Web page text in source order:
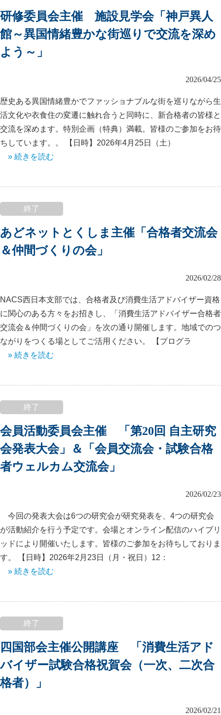
研修委員会主催 施設見学会「神戸異人
館～異国情緒豊かな街巡りで交流を深め
よう～」
2026/04/25
歴史ある異国情緒豊かでファッショナブルな街を巡りながら生
活文化や衣食住の変遷に触れ合うと同時に、新合格者の皆様と
交流を深めます。特別企画（特典）満載。皆様のご参加をお待
ちしています。。 【日時】2026年4月25日（土）
» 続きを読む
終了
あどネットとくしま主催「合格者交流会
＆仲間づくりの会」
2026/02/28
NACS西日本支部では、合格者及び消費生活アドバイザー資格
に関心のある方々をお招きし、「消費生活アドバイザー合格者
交流会＆仲間づくりの会」を次の通り開催します。地域でのつ
ながりをつくる場としてご活用ください。 【プログラ
» 続きを読む
終了
会員活動委員会主催 「第20回 自主研究
会発表大会」＆「会員交流会・試験合格
者ウェルカム交流会」
2026/02/23
今回の発表大会は6つの研究会が研究発表を、4つの研究会
が活動紹介を行う予定です。会場とオンライン配信のハイブリ
ッドにより開催いたします。皆様のご参加をお待ちしておりま
す。 【日時】2026年2月23日（月・祝日）12：
» 続きを読む
終了
四国部会主催公開講座 「消費生活アド
バイザー試験合格祝賀会（一次、二次合
格者）」
2026/02/21